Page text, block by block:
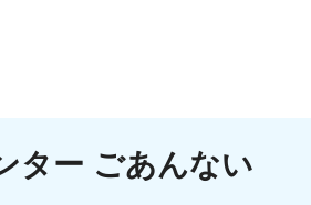
ター ごあんない